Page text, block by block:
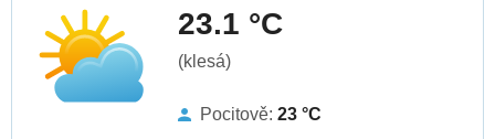
23.1 °C
(klesá)
Pocitově: 23 °C